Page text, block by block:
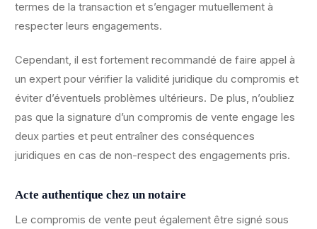
termes de la transaction et s’engager mutuellement à
respecter leurs engagements.
Cependant, il est fortement recommandé de faire appel à
un expert pour vérifier la validité juridique du compromis et
éviter d’éventuels problèmes ultérieurs. De plus, n’oubliez
pas que la signature d’un compromis de vente engage les
deux parties et peut entraîner des conséquences
juridiques en cas de non-respect des engagements pris.
Acte authentique chez un notaire
Le compromis de vente peut également être signé sous